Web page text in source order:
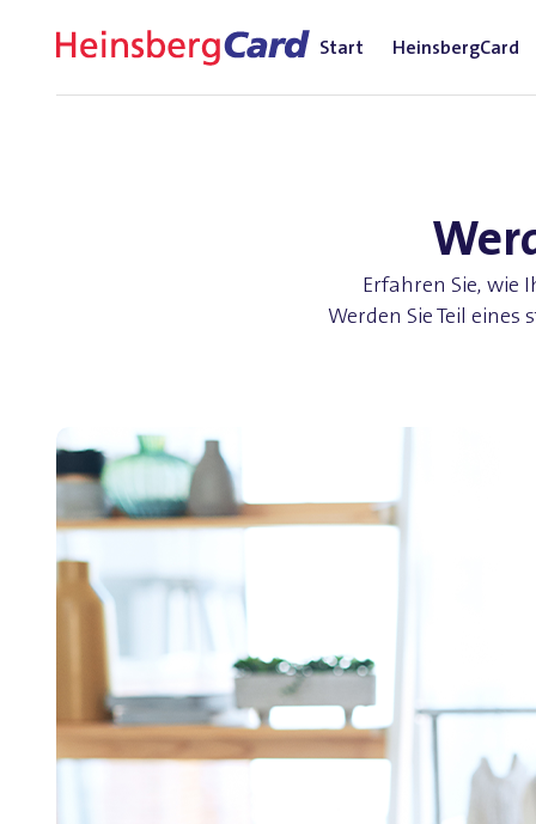
Start HeinsbergCard
Erfahren Sie, wie
Werden Sie Teil